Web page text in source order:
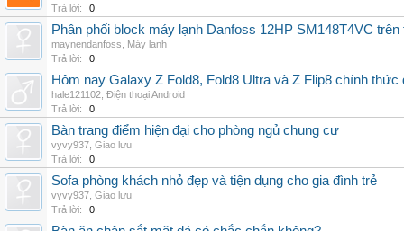
Trả lời:
0
Phân phối block máy lạnh Danfoss 12HP SM148T4VC
maynendanfoss
Máy lạnh
Trả lời:
0
Hôm nay Galaxy Z Fold8, Fold8 Ultra và Z Flip8 chính
hale121102 Điện thoại Android
Trả lời:
0
Bàn trang điểm hiện đại cho phòng ngủ chung cư
vyvy937 Giao lưu
Trả lời:
0
Sofa phòng khách nhỏ đẹp và tiện dụng cho gia đình trẻ
vyvy937 Giao lưu
Trả lời:
0